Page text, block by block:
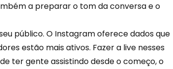
a preparar o tom da conversa e o
público. O Instagramoferece dadosque
estão mais ativos. Fazer a live nesses
ter gente assistindo desde o começo, o